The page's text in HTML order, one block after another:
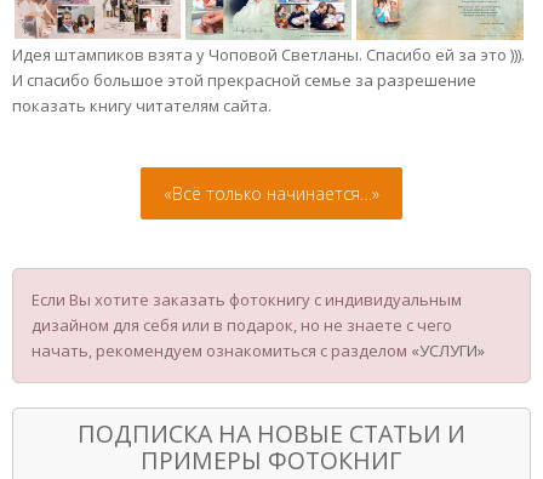
Идея штампиков взята у Чоповой Светланы. Спасибо ей за это ))).
И спасибо большое этой прекрасной семье за разрешение
показать книгу читателям сайта.
«Вcё только начинается…»
Если Вы хотите заказать фотокнигу с индивидуальным
дизайном для себя или в подарок, но не знаете с чего
начать, рекомендуем ознакомиться с разделом «УСЛУГИ»
ПОДПИСКА НА НОВЫЕ СТАТЬИ И
ПРИМЕРЫ ФОТОКНИГ